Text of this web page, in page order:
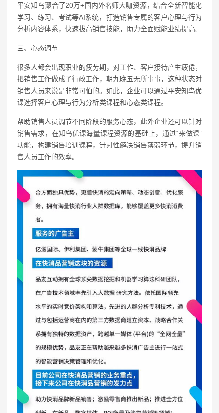
平安知鸟聚合了20万+国内外名师大咖资源，结合全新智能化
学习、练习、考试等AI系统，打造销售专属的客户心理与行为
分析内容体系，快速拔高销售技能，助力全面赋能业绩提高。
三、心态调节
很多人都会出现职业的疲劳期，对工作、客户接待产生疲倦，
把销售工作做成了行政工作，朝九晚五无所事事，这种状态对
销售人员来说是非常可怕的。如此，企业可以通过平安知鸟优
课选择客户心理与行为分析类课程和心态类课程。
帮助销售人员调节不同阶段的服务心态，此外企业还可以针对
销售需求，在知鸟优课海量课程资源的基础上，通过“来做课”
功能，构建销售培训课程，针对性解决销售薄弱环节，提升销
售人员工作的效率。